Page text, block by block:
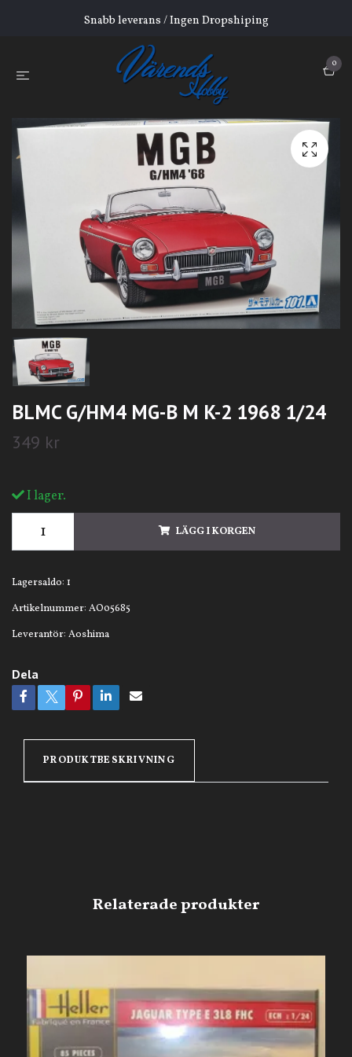
Snabb leverans / Ingen Dropshiping
0
BLMC G/HM4 MG-B M K-2 1968 1/24
349 kr
I lager.
LÄGG I KORGEN
Lagersaldo: 1
Artikelnummer: AO05685
Leverantör: Aoshima
Dela
PRODUKTBESKRIVNING